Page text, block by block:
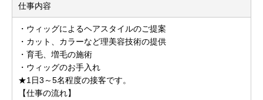
仕事内容
・ウィッグによるヘアスタイルのご提案
・カット、カラーなど理美容技術の提供
・育毛、増毛の施術
・ウィッグのお手入れ
★1日3～5名程度の接客です。
【仕事の流れ】